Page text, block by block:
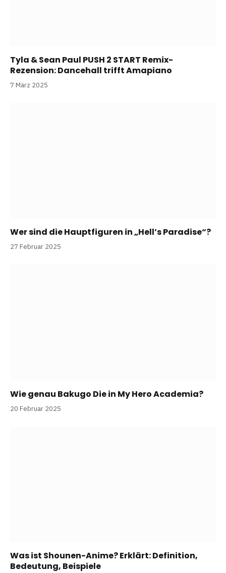
Tyla & Sean Paul PUSH 2 START Remix-
Rezension: Dancehall trifft Amapiano
7 März 2025
Wer sind die Hauptfiguren in „Hell’s Paradise“?
27 Februar 2025
Wie genau Bakugo Die in My Hero Academia?
20 Februar 2025
Was ist Shounen-Anime? Erklärt: Definition,
Bedeutung, Beispiele